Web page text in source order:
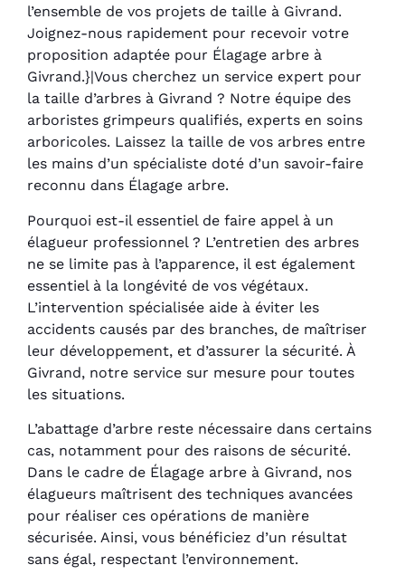
l’ensemble de vos projets de taille à Givrand.
Joignez-nous rapidement pour recevoir votre
proposition adaptée pour Élagage arbre à
Givrand.}|Vous cherchez un service expert pour
la taille d’arbres à Givrand ? Notre équipe des
arboristes grimpeurs qualifiés, experts en soins
arboricoles. Laissez la taille de vos arbres entre
les mains d’un spécialiste doté d’un savoir-faire
reconnu dans Élagage arbre.
Pourquoi est-il essentiel de faire appel à un
élagueur professionnel ? L’entretien des arbres
ne se limite pas à l’apparence, il est également
essentiel à la longévité de vos végétaux.
L’intervention spécialisée aide à éviter les
accidents causés par des branches, de maîtriser
leur développement, et d’assurer la sécurité. À
Givrand, notre service sur mesure pour toutes
les situations.
L’abattage d’arbre reste nécessaire dans certains
cas, notamment pour des raisons de sécurité.
Dans le cadre de Élagage arbre à Givrand, nos
élagueurs maîtrisent des techniques avancées
pour réaliser ces opérations de manière
sécurisée. Ainsi, vous bénéficiez d’un résultat
sans égal, respectant l’environnement.